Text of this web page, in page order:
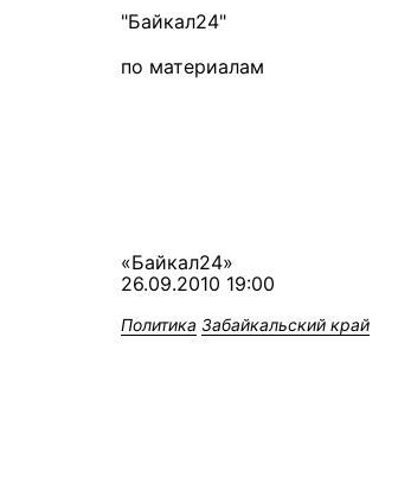
"Байкал24"
по материалам
«Байкал24»
26.09.2010 19:00
Политика Забайкальский край